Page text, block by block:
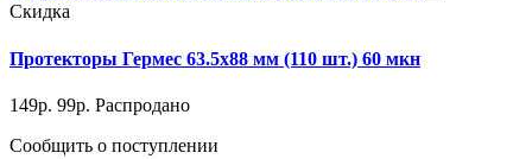
Скидка
Протекторы Гермес 63.5х88 мм (110 шт.) 60 мкн
149р. 99р. Распродано
Сообщить о поступлении